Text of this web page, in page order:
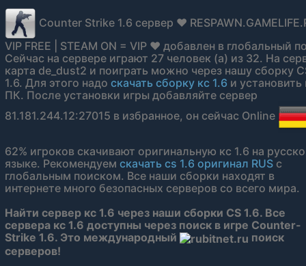
Counter Strike 1.6 сервер ❤
VIP FREE | STEAM ON = VIP ❤ добавлен в глобальный
Сейчас на сервере играют 27 человек (а) из 32. На
карта de_dust2 и поиграть можно через нашу сборку
1.6. Для этого надо скачать сборку кс 1.6 и установить
ПК. После установки игры добавляйте сервер
81.181.244.12:27015 в избранное, он сейчас Online
62% игроков скачивают оригинальную кс 1.6 на
языке. Рекомендуем скачать cs 1.6 оригинал RUS с
глобальным поиском. Все наши сборки находят в
интернете много безопасных серверов со всего мира.
Найти сервер кс 1.6 через наши сборки CS 1.6. Все
сервера кс 1.6 доступны через поиск в игре Counter-
Strike 1.6. Это международный
поиск
серверов!